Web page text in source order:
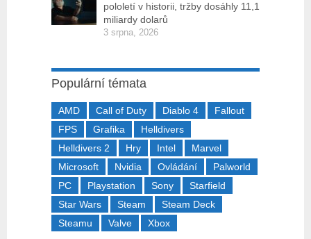
pololetí v historii, tržby dosáhly 11,1
miliardy dolarů
3 srpna, 2026
Populární témata
AMD Call of Duty Diablo 4
Fallout
FPS
Grafika
Helldivers
Helldivers 2
Hry Intel
Marvel
Microsoft
Nvidia Ovládání
Palworld
PC
Playstation Sony
Starfield
Star Wars
Steam
Steam Deck
Steamu
Valve Xbox